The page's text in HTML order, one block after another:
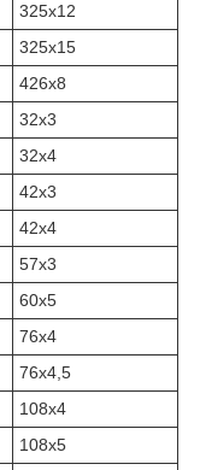
325х12
325х15
426х8
32х3
32х4
42х3
42х4
57х3
60х5
76х4
76х4,5
108х4
108х5